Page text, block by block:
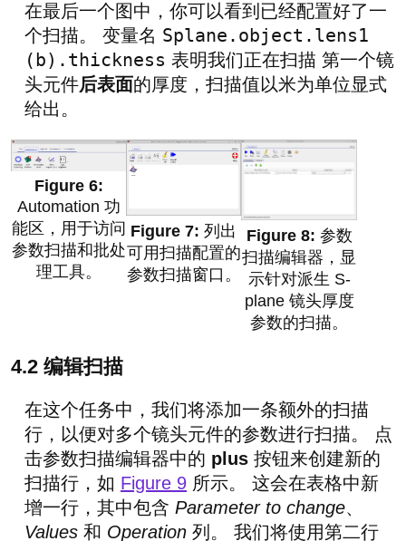
在最后一个图中，你可以看到已经配置好了一
个扫描。 变量名 Splane.object.lens1
(b).thickness 表明我们正在扫描 第一个镜
头元件后表面的厚度，扫描值以米为单位显式
给出。
Automation 功
能区，用于访问
参数扫描和批处
理工具。
列出
可用扫描配置的
参数扫描窗口。
参数
扫描编辑器，显
示针对派生 S-
plane 镜头厚度
参数的扫描。
4.2 编辑扫描
在这个任务中，我们将添加一条额外的扫描
行，以便对多个镜头元件的参数进行扫描。 点
击参数扫描编辑器中的 plus 按钮来创建新的
扫描行，如 Figure 9 所示。 这会在表格中新
增一行，其中包含 Parameter to change、
Values 和 Operation 列。 我们将使用第二行